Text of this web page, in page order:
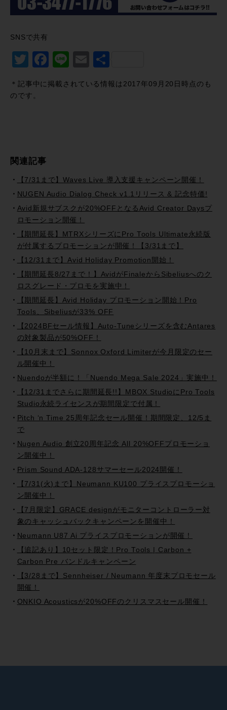
SNSで共有
Twitter
Facebook
LineEmail
＊記事中に掲載されている情報は2017年09月20日時点のも
のです。
関連記事
【7/31まで】Waves Live 導入支援キャンペーン開催！
NUGEN Audio Dialog Check v1.1リリース & 記念特価!
Avid新規サブスクが20%OFFとなるAvid Creator Daysプ
ロモーション開催！
【期間延長】MTRXシリーズにPro Tools Ultimate永続版
が付属するプロモーションが開催！【3/31まで】
【12/31まで】Avid Holiday Promotion開始！
【期間延長8/27まで！】AvidがFinaleからSibeliusへのク
ロスグレード・プロモを実施中！
【期間延長】Avid Holiday プロモーション開始！Pro
Tools、Sibeliusが33% OFF
【2024BFセール情報】Auto-Tuneシリーズを含むAntares
の対象製品が50%OFF！
【10月末まで】Sonnox Oxford Limiterが今月限定のセー
ル開催中！
Nuendoが半額に！「Nuendo Mega Sale 2024」実施中！
【12/31までさらに期間延長!!】MBOX StudioにPro Tools
Studio永続ライセンスが期間限定で付属！
Pitch ‘n Time 25周年記念セール開催！期間限定、12/5ま
で
Nugen Audio 創立20周年記念 All 20%OFFプロモーショ
ン開催中！
Prism Sound ADA-128サマーセール2024開催！
【7/31(火)まで】Neumann KU100 プライスプロモーショ
ン開催中！
【7月限定】GRACE designがモニターコントローラー対
象のキャッシュバックキャンペーンを開催中！
Neumann U87 Ai プライスプロモーションが開催！
【追記あり】10セット限定！Pro Tools | Carbon +
Carbon Pre バンドルキャンペーン
【3/28まで】Sennheiser / Neumann 年度末プロモセール
開催！
ONKIO Acousticsが20%OFFのクリスマスセール開催！